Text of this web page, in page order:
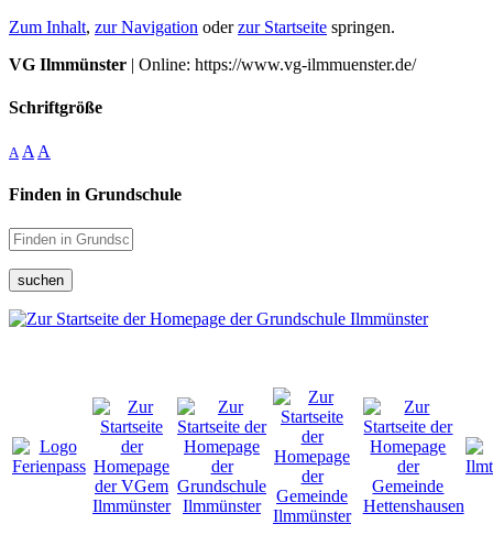
Zum Inhalt, zur Navigation oderzur Startseite springen.
VG Ilmmünster | Online: https://www.vg-ilmmuenster.de/
Schriftgröße
A A A
Finden in Grundschule
suchen